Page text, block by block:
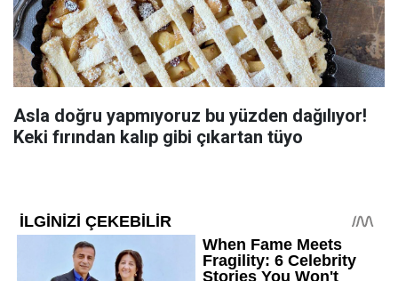
Asla doğru yapmıyoruz bu yüzden dağılıyor!
Keki fırından kalıp gibi çıkartan tüyo